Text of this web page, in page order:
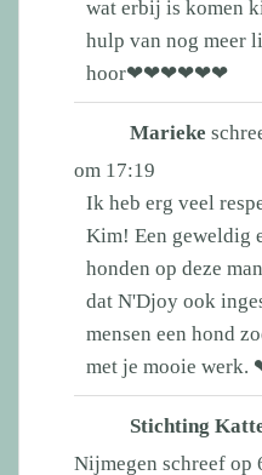
wat erbij is komen
hulp van nog meer
hoor❤❤❤❤❤❤
Marieke
om 17:19
Ik heb erg veel
Kim! Een geweldig
honden op deze
dat N'Djoy ook
mensen een hond
met je mooie werk.
Stichting
Nijmegen schreef op